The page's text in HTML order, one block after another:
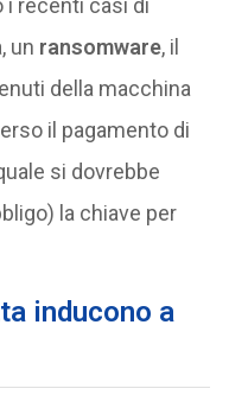
recenti casi di
un ransomware, il
della macchina
il pagamento di
si dovrebbe
la chiave per
inducono a